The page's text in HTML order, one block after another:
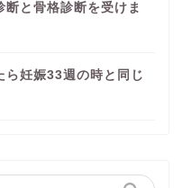
と骨格診断を受けま
ら妊娠33週の時と同じ